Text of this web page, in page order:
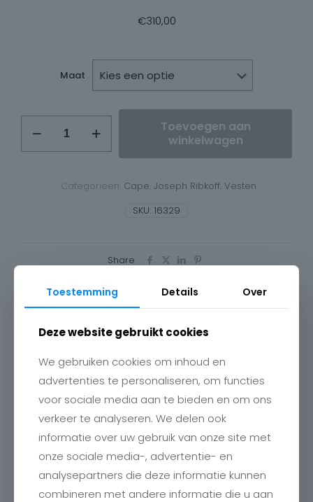
€310,00
Maat
Ribkoff
jasje
Toevoegen aan
winkelwagen
SKU: 16329
Categorieën: Cape Joseph Ribkoff, Vesten
Share
Maat
Gerelateerde producten
Toestemming Details Over
Deze website gebruikt cookies
We gebruiken cookies om inhoud en
advertenties te personaliseren, om functies
voor sociale media aan te bieden en om ons
verkeer te analyseren. We delen ook
informatie over uw gebruik van onze site met
onze sociale media-, advertentie- en
analysepartners die deze informatie kunnen
combineren met andere informatie die u aan